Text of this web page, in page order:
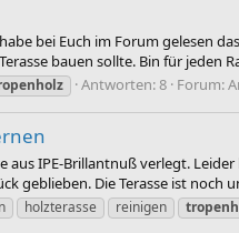
bei Euch im Forum gelesen
bauen sollte. Bin für jeden
Antworten: 8 Forum:
aus IPE-Brillantnuß verlegt.
geblieben. Die Terasse ist noch
holzterasse reinigen